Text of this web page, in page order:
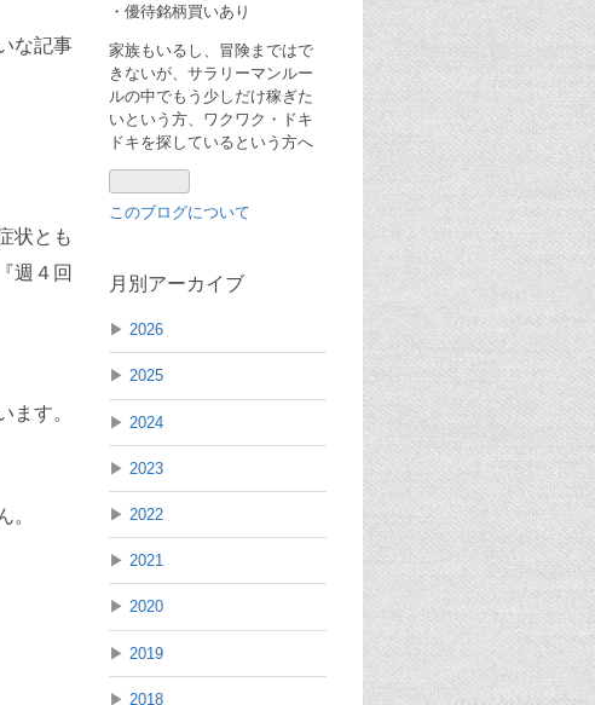
な記事
状とも
週４回
ます。
。
・優待銘柄買いあり
家族もいるし、冒険まではで
きないが、サラリーマンルー
ルの中でもう少しだけ稼ぎた
いという方、ワクワク・ドキ
ドキを探しているという方へ
このブログについて
月別アーカイブ
▶ 2026
▶ 2025
▶ 2024
▶ 2023
▶ 2022
▶ 2021
▶ 2020
▶ 2019
▶ 2018